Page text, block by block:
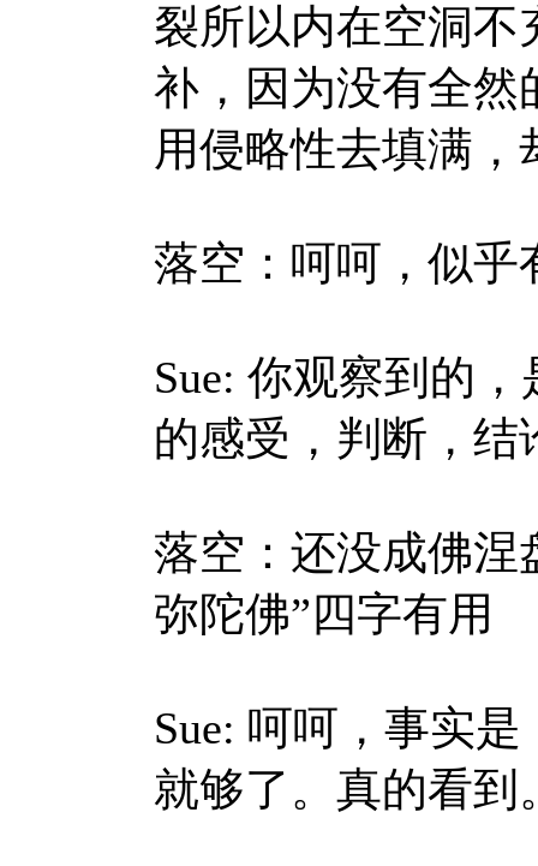
裂所以内在空洞
补，因为没有全然
用侵略性去填满
落空：呵呵，似乎
Sue: 你观察到的，
的感受，判断，结
落空：还没成佛涅
弥陀佛”四字有用
Sue: 呵呵，事实是
就够了。真的看到